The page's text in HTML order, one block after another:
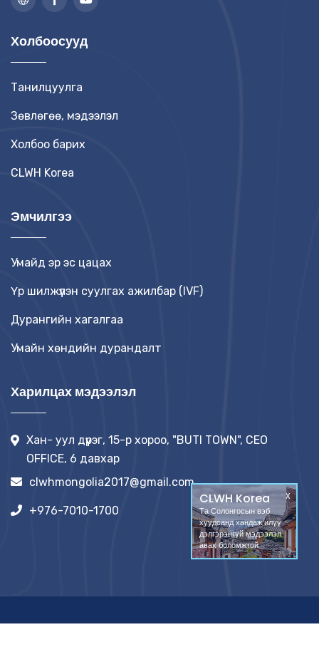
Холбоосууд
Танилцуулга
Зөвлөгөө, мэдээлэл
Холбоо барих
CLWH Korea
Эмчилгээ
Умайд эр эс цацах
Үр шилжүүлэн суулгах ажилбар (IVF)
Дурангийн хагалгаа
Умайн хөндийн дурандалт
Харилцах мэдээлэл
Хан- уул дүүрэг, 15-р хороо, "BUTI TOWN", CEO
OFFICE, 6 давхар
clwhmongolia2017@gmail.com
+976-7010-1700
X
CLWH Korea
Та Солонгосын вэб
хуудсанд хандаж илүү
дэлгэрэнгүй мэдээлэл
авах боломжтой